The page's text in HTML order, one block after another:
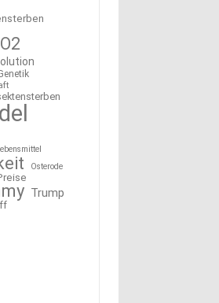
Osterode
Trump